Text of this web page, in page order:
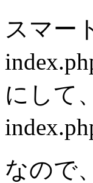
スマー
にして
なので